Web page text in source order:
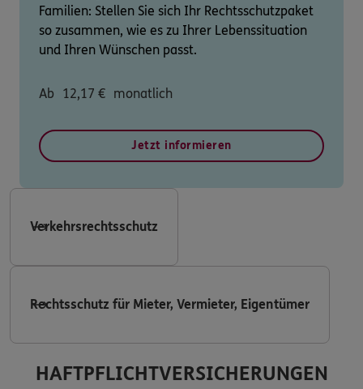
Familien: Stellen Sie sich Ihr Rechtsschutzpaket
so zusammen, wie es zu Ihrer Lebenssituation
und Ihren Wünschen passt.
Ab 12,17 € monatlich
Jetzt informieren
Verkehrsrechtsschutz
Rechtsschutz für Mieter, Vermieter, Eigentümer
HAFTPFLICHTVERSICHERUNGEN